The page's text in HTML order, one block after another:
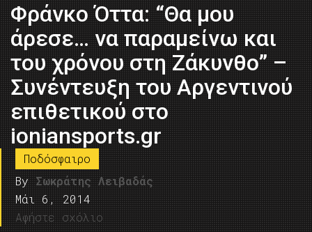
Φράνκο Όττα: “Θα μου
άρεσε… να παραμείνω και
του χρόνου στη Ζάκυνθο” –
Συνέντευξη του Αργεντινού
επιθετικού στο
ioniansports.gr
Ποδόσφαιρο
By Σωκράτης Λειβαδάς
Μάι 6, 2014
Αφήστε σχόλιο